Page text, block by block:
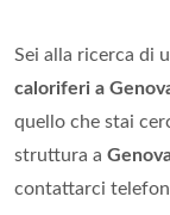
Sei alla ricerca di
caloriferi a
quello che stai
struttura a
contattarci